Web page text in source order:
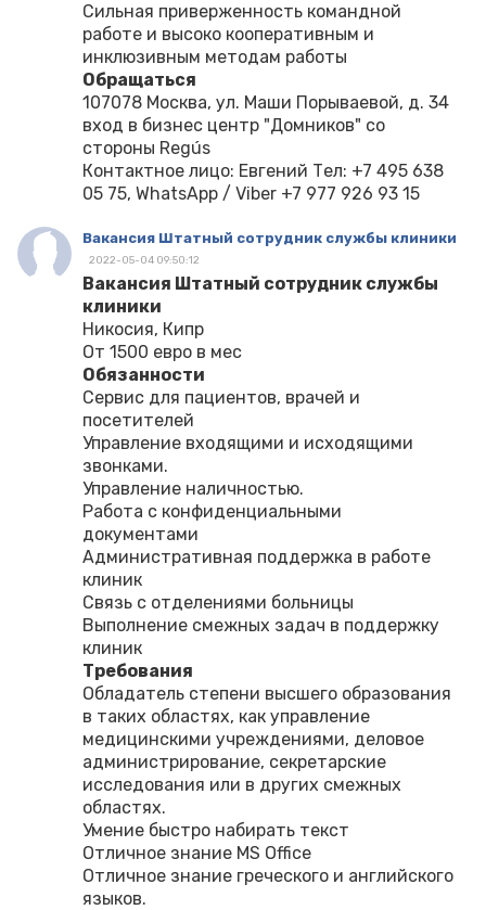
Сильная приверженность командной
работе и высоко кооперативным и
инклюзивным методам работы
Обращаться
107078 Москва, ул. Маши Порываевой, д. 34
вход в бизнес центр "Домников" со
стороны Regús
Контактное лицо: Евгений Тел: +7 495 638
05 75, WhatsApp / Viber +7 977 926 93 15
Вакансия Штатный сотрудник службы клиники
2022-05-04 09:50:12
Вакансия Штатный сотрудник службы
клиники
Никосия, Кипр
От 1500 евро в мес
Обязанности
Сервис для пациентов, врачей и
посетителей
Управление входящими и исходящими
звонками.
Управление наличностью.
Работа с конфиденциальными
документами
Административная поддержка в работе
клиник
Связь с отделениями больницы
Выполнение смежных задач в поддержку
клиник
Требования
Обладатель степени высшего образования
в таких областях, как управление
медицинскими учреждениями, деловое
администрирование, секретарские
исследования или в других смежных
областях.
Умение быстро набирать текст
Отличное знание MS Office
Отличное знание греческого и английского
языков.